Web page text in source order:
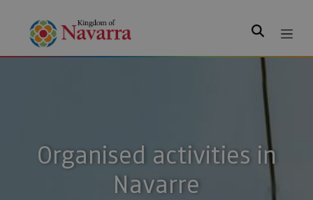
Search
Organised activities in
Navarre